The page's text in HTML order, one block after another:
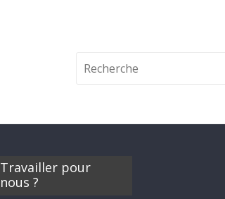
Travailler pour
nous ?